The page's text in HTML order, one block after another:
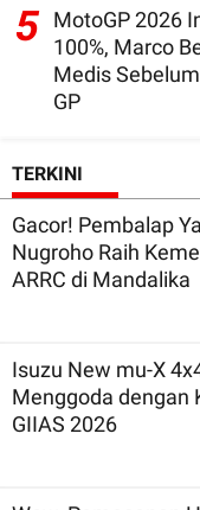
5 MotoGP 2026
100%, Marco
Medis
GP
TERKINI
Gacor! Pembalap
Nugroho Raih
ARRC di Mandalika
Isuzu New mu-X
Menggoda dengan
GIIAS 2026